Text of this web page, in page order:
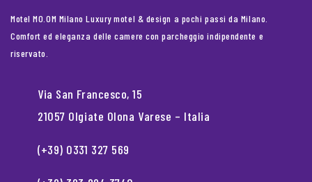
Motel MO.OM Milano Luxury motel & design a pochi passi da Milano.
Comfort ed eleganza delle camere con parcheggio indipendente e
riservato.
Via San Francesco, 15
21057 Olgiate Olona Varese – Italia
(+39) 0331 327 569